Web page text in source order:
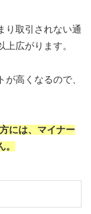
り取引されない通
広がります。
高くなるので、
には、マイナー